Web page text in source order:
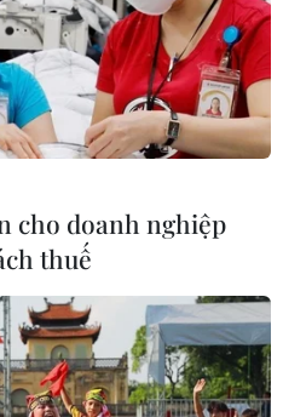
với Giám
tỉnh
2026
cho doanh nghiệp
thuế